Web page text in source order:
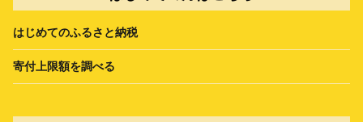
はじめてのふるさと納税
寄付上限額を調べる